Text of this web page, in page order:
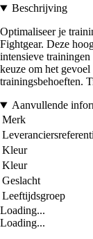
Beschrijving
Optimaliseer je
Fightgear. Deze
intensieve
keuze om het
trainingsbehoeften.
Aanvullende
Merk
Kleur
Kleur
Geslacht
Leeftijdsgroep
Loading...
Loading...